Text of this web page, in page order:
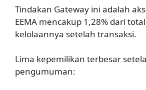
Tindakan Gateway ini adalah
EEMA mencakup 1,28% dari
kelolaannya setelah transaksi.
Lima kepemilikan terbesar
pengumuman: